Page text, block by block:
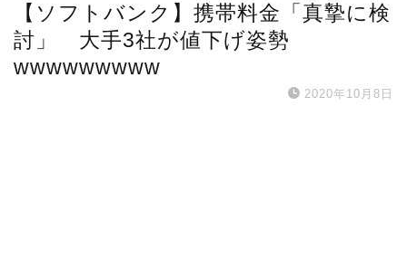
【ソフトバンク】携帯料金「真摯に検
討」 大手3社が値下げ姿勢
wwwwwwwww
2020年10月8日